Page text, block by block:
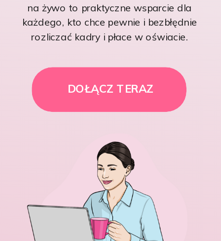
na żywo to praktyczne wsparcie dla
każdego, kto chce pewnie i bezbłędnie
rozliczać kadry i płace w oświacie.
DOŁĄCZ TERAZ